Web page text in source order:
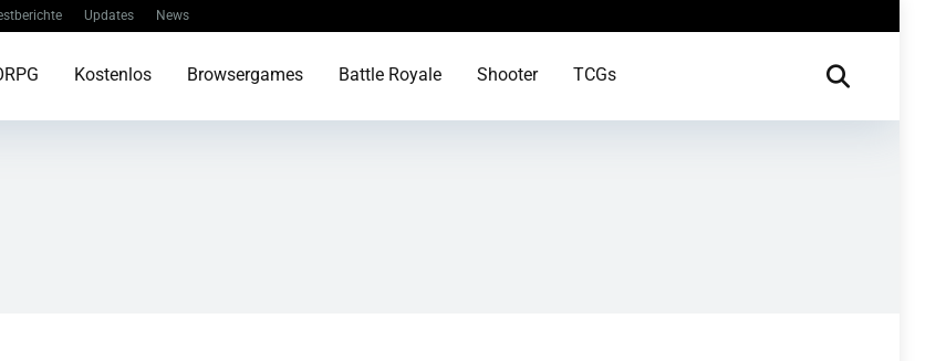
Updates News
Kostenlos Browsergames Battle Royale Shooter TCGs